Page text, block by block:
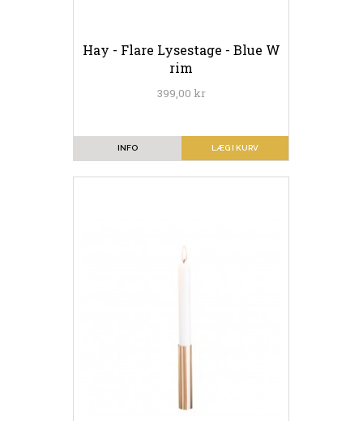
Hay - Flare Lysestage - Blue W
rim
399,00 kr
LÆG I KURV
INFO